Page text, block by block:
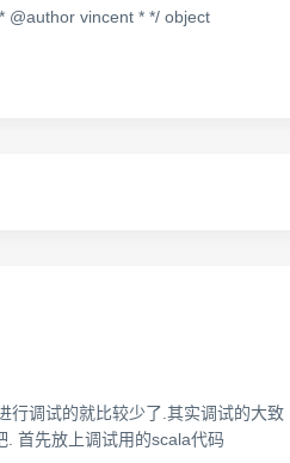
@author vincent * */ object
行调试的就比较少了.其实调试的大致
首先放上调试用的scala代码